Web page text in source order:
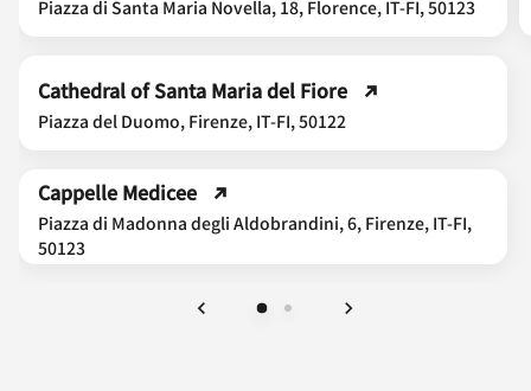
Piazza di Santa Maria Novella, 18, Florence, IT-FI, 50123
Cathedral of Santa Maria del Fiore
Piazza del Duomo, Firenze, IT-FI, 50122
Cappelle Medicee
Piazza di Madonna degli Aldobrandini, 6, Firenze, IT-FI,
50123